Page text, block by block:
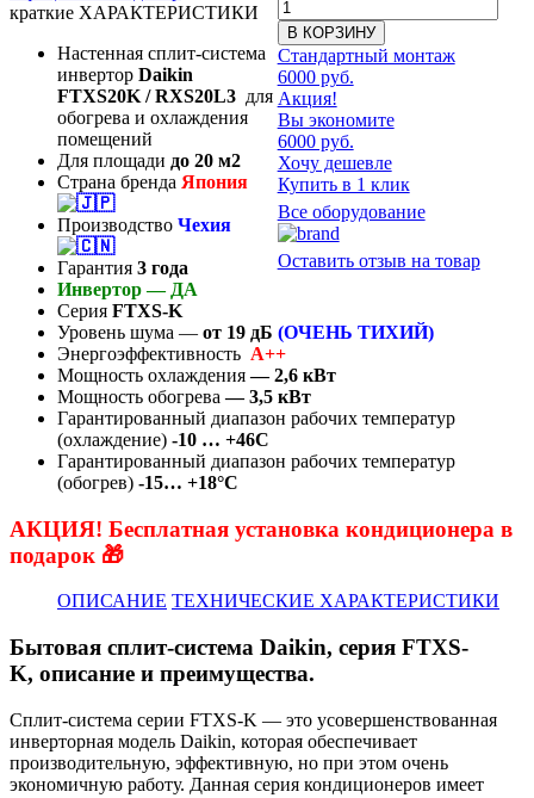
В КОРЗИНУ
Стандартный монтаж
6000 руб.
Акция!
Вы экономите
6000 руб.
Хочу дешевле
Купить в 1 клик
Все оборудование
Оставить отзыв на товар
краткие ХАРАКТЕРИСТИКИ
Настенная сплит-система
инвертор Daikin
FTXS20K / RXS20L3 для
обогрева и охлаждения
помещений
Для площади до 20 м2
Страна бренда Япония
Производство Чехия
Гарантия 3 года
Инвертор — ДА
Серия FTXS-K
Уровень шума — от 19 дБ (ОЧЕНЬ ТИХИЙ)
Энергоэффективность А++
Мощность охлаждения— 2,6 кВт
Мощность обогрева— 3,5 кВт
Гарантированный диапазон рабочих температур
(охлаждение) -10 … +46C
Гарантированный диапазон рабочих температур
(обогрев) -15… +18°C
АКЦИЯ! Бесплатная установка кондиционера в
подарок 🎁
ОПИСАНИЕ ТЕХНИЧЕСКИЕ ХАРАКТЕРИСТИКИ
Бытовая сплит-система Daikin, серия FTXS-
K, описание и преимущества.
Сплит-система серии FTXS-K — это усовершенствованная
инверторная модель Daikin, которая обеспечивает
производительную, эффективную, но при этом очень
экономичную работу. Данная серия кондиционеров имеет